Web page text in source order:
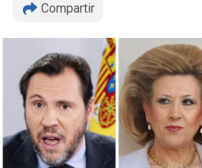
Compartir
Copiar